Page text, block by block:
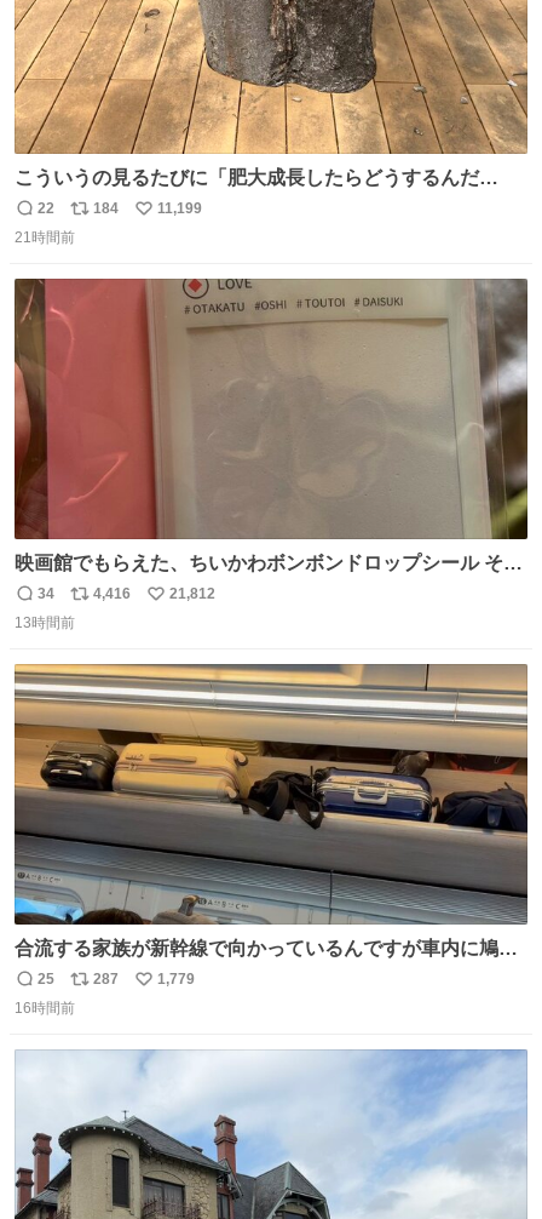
こういうの見るたびに「肥大成長したらどうするんだ
ろ…」って心配になっちゃう．
返
信
22
リ
ポ
184
い
数
11,199
21時間前
映画館でもらえた、ちいかわボンボンドロップシール その
ままキーホルダーにして使いたいって人まずキャンドゥに
行きな 何も加工せずにキーホルダーになるケースあるか
返
信
34
リ
ポ
ト
数
4,416
い
数
21,812
13時間前
合流する家族が新幹線で向かっているんですが車内に鳩が
乗車してしまったようで 捕獲の為那須塩原で10分停止した
ようで🤣無事降車👏しかし乗り継ぎが間に合わなくなって
返
信
25
リ
ポ
287
い
数
1,779
16時間前